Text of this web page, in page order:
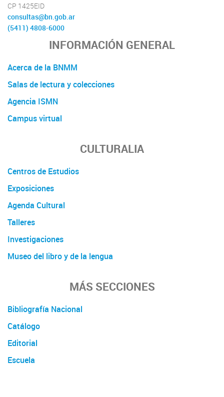
CP 1425EID
consultas@bn.gob.ar
(5411) 4808-6000
INFORMACIÓN GENERAL
Acerca de la BNMM
Salas de lectura y colecciones
Agencia ISMN
Campus virtual
CULTURALIA
Centros de Estudios
Exposiciones
Agenda Cultural
Talleres
Investigaciones
Museo del libro y de la lengua
MÁS SECCIONES
Bibliografía Nacional
Catálogo
Editorial
Escuela